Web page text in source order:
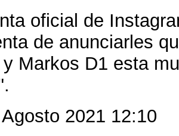
oficial de
de anunciarles
Markos D1 esta
2021 12:10